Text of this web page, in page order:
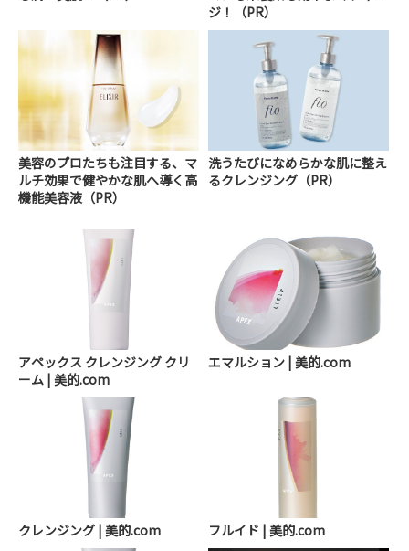
ジ！（PR）
美容のプロたちも注目する、マ
ルチ効果で健やかな肌へ導く高
機能美容液（PR）
洗うたびになめらかな肌に整え
るクレンジング（PR）
アペックス クレンジング クリ
ーム | 美的.com
エマルション | 美的.com
クレンジング | 美的.com フルイド | 美的.com